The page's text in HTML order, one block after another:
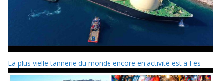
La plus vielle tannerie du monde encore en activité est à Fès